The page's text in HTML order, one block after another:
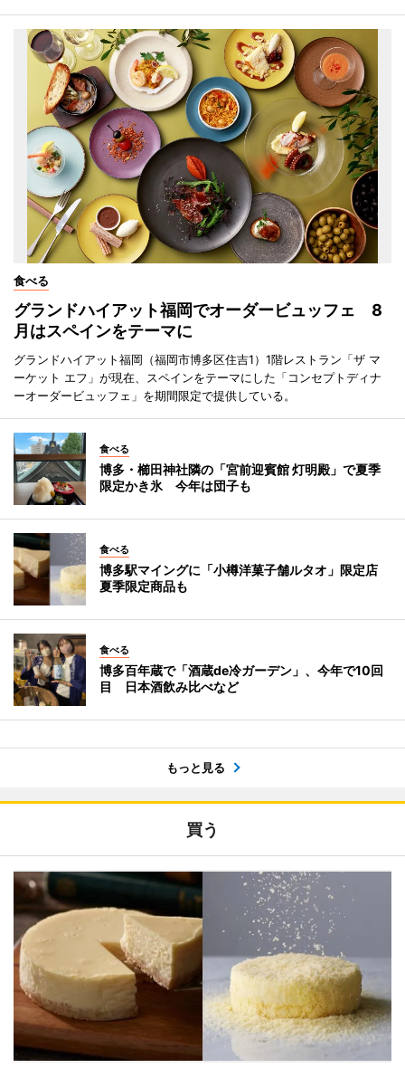
食べる
グランドハイアット福岡でオーダービュッフェ 8
月はスペインをテーマに
グランドハイアット福岡（福岡市博多区住吉1）1階レストラン「ザ マ
ーケット エフ」が現在、スペインをテーマにした「コンセプトディナ
ーオーダービュッフェ」を期間限定で提供している。
食べる
博多・櫛田神社隣の「宮前迎賓館 灯明殿」で夏季
限定かき氷 今年は団子も
食べる
博多駅マイングに「小樽洋菓子舗ルタオ」限定店
夏季限定商品も
食べる
博多百年蔵で「酒蔵de冷ガーデン」、今年で10回
目 日本酒飲み比べなど
もっと見る
買う